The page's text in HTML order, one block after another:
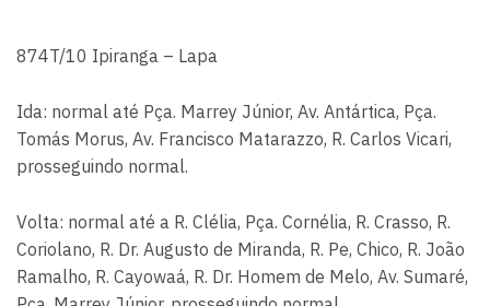
874T/10 Ipiranga – Lapa
Ida: normal até Pça. Marrey Júnior, Av. Antártica, Pça.
Tomás Morus, Av. Francisco Matarazzo, R. Carlos Vicari,
prosseguindo normal.
Volta: normal até a R. Clélia, Pça. Cornélia, R. Crasso, R.
Coriolano, R. Dr. Augusto de Miranda, R. Pe, Chico, R. João
Ramalho, R. Cayowaá, R. Dr. Homem de Melo, Av. Sumaré,